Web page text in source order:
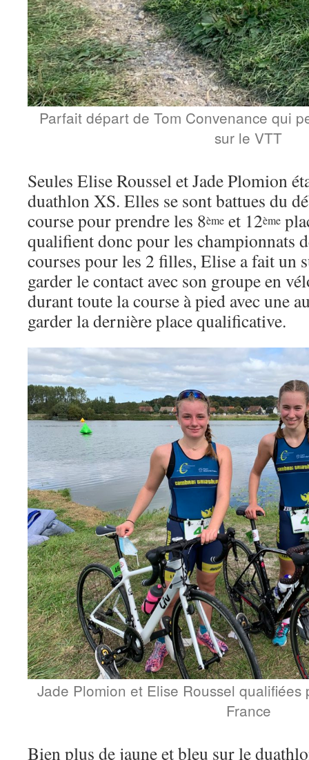
Parfait départ de Tom Convenance qui
sur le VTT
Seules Elise Roussel et Jade Plomion
duathlon XS. Elles se sont battues du
course pour prendre les 8ème et 12ème
qualifient donc pour les championnats
courses pour les 2 filles, Elise a fait un
garder le contact avec son groupe en
durant toute la course à pied avec une
garder la dernière place qualificative.
Jade Plomion et Elise Roussel
France
Bien plus de jaune et bleu sur le